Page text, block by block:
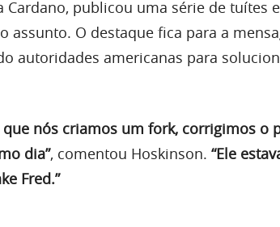
Cardano, publicou uma série de tuítes
assunto. O destaque fica para a
autoridades americanas para
nós criamos um fork, corrigimos o
dia”, comentou Hoskinson. “Ele
Fred.”